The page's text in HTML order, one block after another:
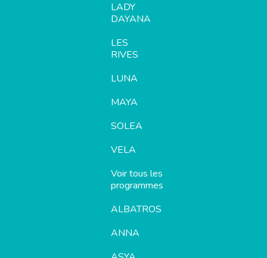
LADY
DAYANA
LES
RIVES
LUNA
MAYA
SOLEA
VELA
Voir tous les
programmes
ALBATROS
ANNA